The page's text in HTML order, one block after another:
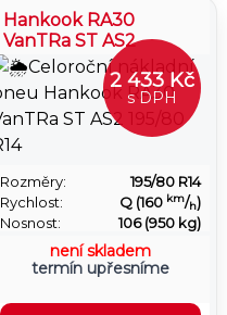
Hankook RA30
VanTRa ST AS2
2 433 Kč
s DPH
Rozměry:
195/80 R14
Rychlost:
Q (160 km/h)
Nosnost:
106 (950 kg)
není skladem
termín upřesníme